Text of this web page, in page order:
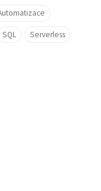
SQL Serverless